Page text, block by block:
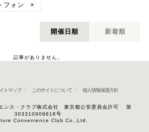
フォン ×
開催日順 新着順
記事がありません。
トマップ このサイトについて 個人情報保護方針
ンス・クラブ株式会社 東京都公安委員会許可 第
303310908618号
Convenience Club Co.,Ltd.